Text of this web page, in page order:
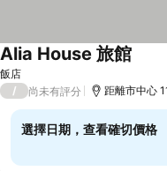
飯店
Alia House 旅館
/ 尚未有評分 距離市中心
選擇日期，查看確切價格